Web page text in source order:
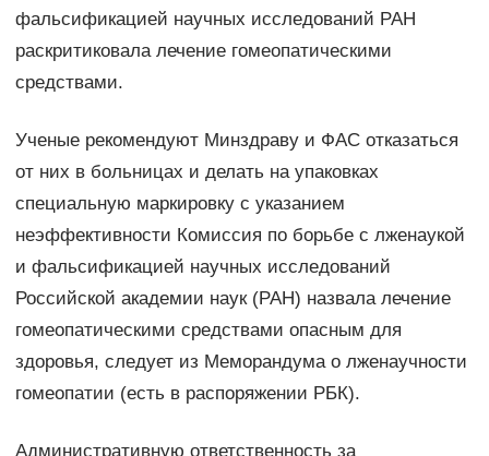
фальсификацией научных исследований РАН
раскритиковала лечение гомеопатическими
средствами.
Ученые рекомендуют Минздраву и ФАС отказаться
от них в больницах и делать на упаковках
специальную маркировку с указанием
неэффективности Комиссия по борьбе с лженаукой
и фальсификацией научных исследований
Российской академии наук (РАН) назвала лечение
гомеопатическими средствами опасным для
здоровья, следует из Меморандума о лженаучности
гомеопатии (есть в распоряжении РБК).
Административную ответственность за